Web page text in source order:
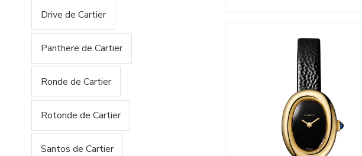
Drive de Cartier
Panthere de Cartier
Ronde de Cartier
Rotonde de Cartier
Santos de Cartier